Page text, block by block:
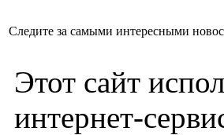
Следите за самыми интересными
Этот сайт
интернет-